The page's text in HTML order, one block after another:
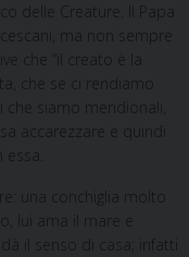
delle Creature. Il Papa
ma non sempre
che “il creato è la
che se ci rendiamo
siamo meridionali,
accarezzare e quindi
una conchiglia molto
lui ama il mare e
il senso di casa; infatti